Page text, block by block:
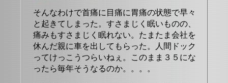
そんなわけで首痛に目痛に胃痛の状態で早々
と起きてしまった。すさまじく眠いものの、
痛みもすさまじく眠れない。たまたま会社を
休んだ親に車を出してもらった。人間ドック
ってけっこうつらいねぇ。このまま３５にな
ったら毎年そうなるのか。。。。